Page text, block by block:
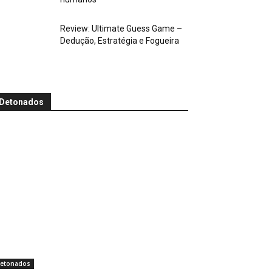
Review: Ultimate Guess Game –
Dedução, Estratégia e Fogueira